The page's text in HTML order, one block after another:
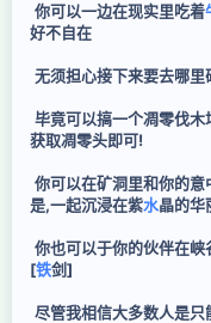
你可以一边在现实里吃着
好不自在
无须担心接下来要去哪里
毕竟可以搞一个凋零伐
获取凋零头即可!
你可以在矿洞里和你的
是,一起沉浸在紫水晶的华
你也可以于你的伙伴在
[铁剑]
尽管我相信大多数人是